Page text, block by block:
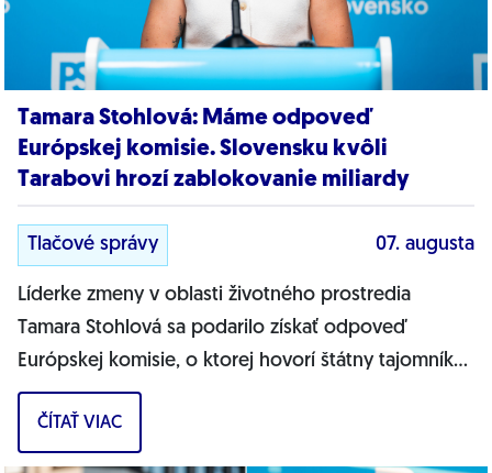
Tamara Stohlová: Máme odpoveď
Európskej komisie. Slovensku kvôli
Tarabovi hrozí zablokovanie miliardy
Tlačové správy 07. augusta
Líderke zmeny v oblasti životného prostredia
Tamara Stohlová sa podarilo získať odpoveď
Európskej komisie, o ktorej hovorí štátny tajomník
MŽP Filip Kuffa. Môžem jednoznačne...
ČÍTAŤ VIAC